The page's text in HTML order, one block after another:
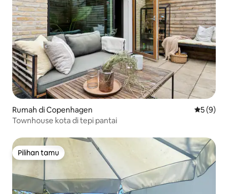
Rumah di Copenhagen Nilai
5 (9)
Townhouse kota di tepi pantai
Pilihan tamu
Pilihan tamu